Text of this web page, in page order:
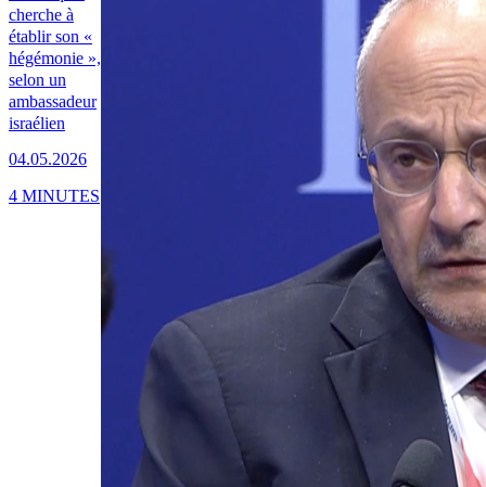
cherche à
établir son «
hégémonie »,
selon un
ambassadeur
israélien
04.05.2026
4 MINUTES